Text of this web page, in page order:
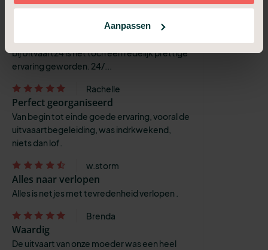
Aanpassen
de uitvaart
Een uitvaart van een geliefde is natuurlijk
bij Uitvaart24 is het toch een redelijk prettige
ervaring geworden. 24/...
Rachelle
Perfect georganiseerd
Van begin tot einde goede ervaring, vooral de
uitvaaartbegeleiding, was indrkwekend,
niets dan lof.
w.storm
Alles naar verlopen
Alles is netjes met tevredenheid verlopen .
Brenda
Waardig
De uitvaart van onze moeder was een heel